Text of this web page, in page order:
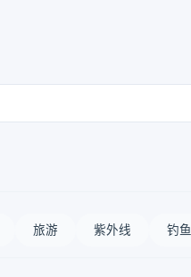
旅游 紫外线 钓鱼